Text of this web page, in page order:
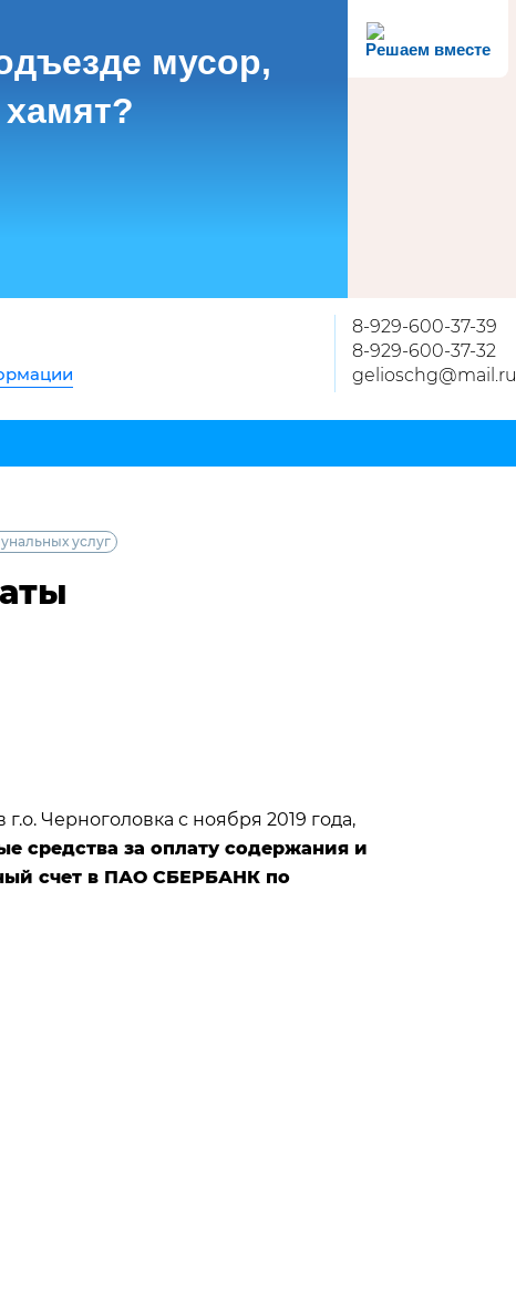
Решаем вместе
мусор,
8-929-600-37-39
8-929-600-37-32
gelioschg@mail.ru
услуг
Черноголовка с ноября 2019 года,
средства за оплату содержания и
счет в ПАО СБЕРБАНК по